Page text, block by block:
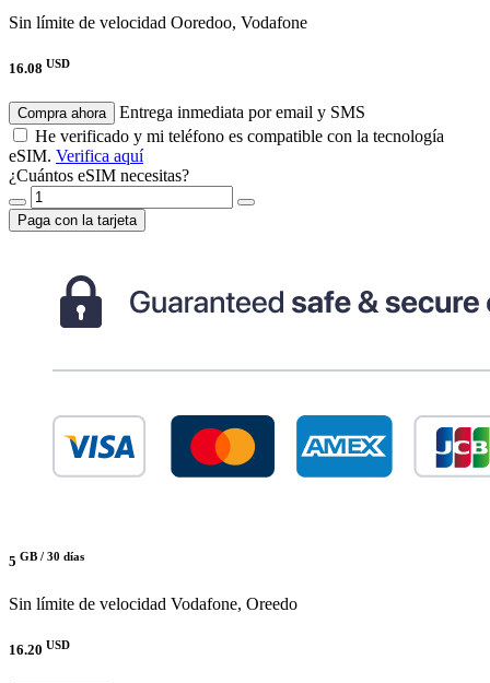
Sin límite de velocidad Ooredoo, Vodafone
16.08 USD
Compra ahora
Entrega inmediata por email y SMS
He verificado y mi teléfono es compatible con la tecnología
eSIM. Verifica aquí
¿Cuántos eSIM necesitas?
Paga con la tarjeta
5 GB / 30 días
Sin límite de velocidad Vodafone, Oreedo
16.20 USD